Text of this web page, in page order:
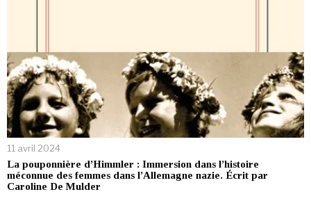
11 avril 2024
La pouponnière d’Himmler : Immersion dans l’histoire
méconnue des femmes dans l’Allemagne nazie. Écrit par
Caroline De Mulder